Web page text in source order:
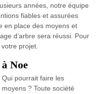
années, notre équipe
fiables et assurées
en place des moyens et
d’arbre sera réussi. Pour
projet.
Noe
Qui pourrait faire les
? Toute société